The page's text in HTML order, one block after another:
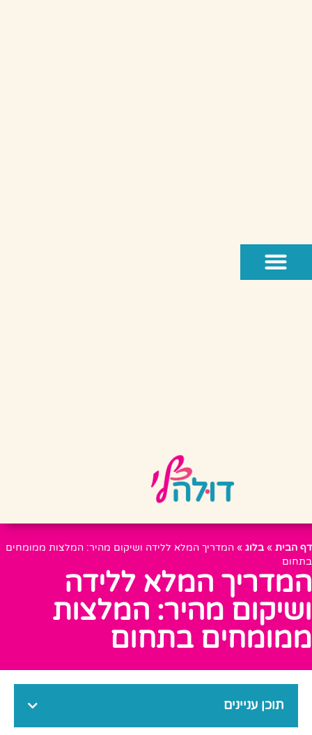
דף הבית » בלוג » המדריך המלא ללידה ושיקום מהיר: המלצות ממומחים
בתחום
המדריך המלא ללידה
ושיקום מהיר: המלצות
ממומחים בתחום
תוכן עניינים